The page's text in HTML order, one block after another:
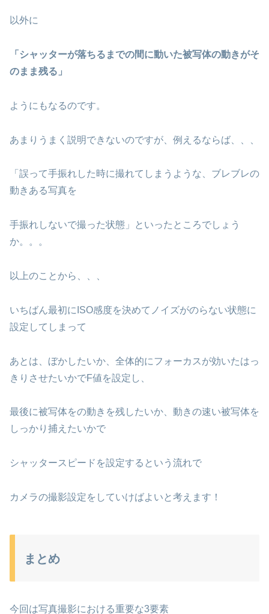
以外に
「シャッターが落ちるまでの間に動いた被写体の動きがそ
のまま残る」
ようにもなるのです。
あまりうまく説明できないのですが、例えるならば、、、
「誤って手振れした時に撮れてしまうような、ブレブレの
動きある写真を
手振れしないで撮った状態」といったところでしょう
か。。。
以上のことから、、、
いちばん最初にISO感度を決めてノイズがのらない状態に
設定してしまって
あとは、ぼかしたいか、全体的にフォーカスが効いたはっ
きりさせたいかでF値を設定し、
最後に被写体をの動きを残したいか、動きの速い被写体を
しっかり捕えたいかで
シャッタースピードを設定するという流れで
カメラの撮影設定をしていけばよいと考えます！
まとめ
今回は写真撮影における重要な3要素